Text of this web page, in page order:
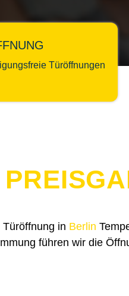
Türöffnungen
in Berlin
führen wir die